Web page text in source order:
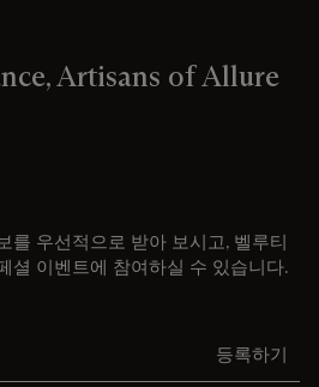
Artisans of Allure
를 우선적으로 받아 보시고, 벨루티
셜 이벤트에 참여하실 수 있습니다.
등록하기